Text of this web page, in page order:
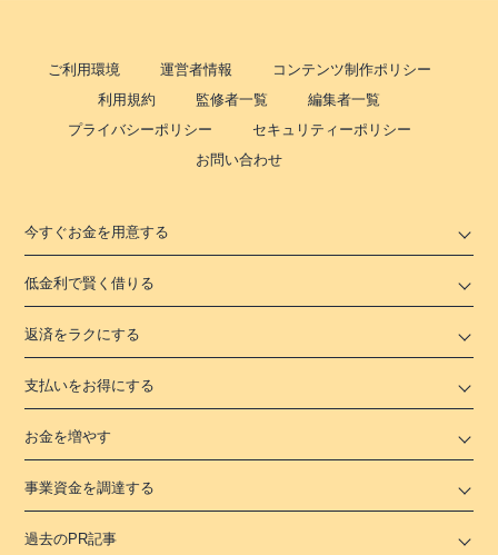
ご利用環境 運営者情報
コンテンツ制作ポリシー
利用規約
監修者一覧
編集者一覧
プライバシーポリシー
セキュリティーポリシー
お問い合わせ
今すぐお金を用意する
低金利で賢く借りる
返済をラクにする
支払いをお得にする
お金を増やす
事業資金を調達する
過去のPR記事